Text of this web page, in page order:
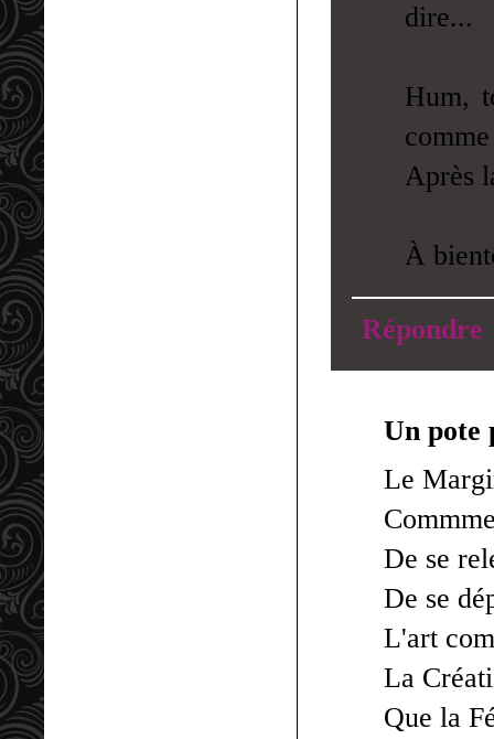
dire...
Hum,
Après
À
Répondre
Un pote
Le
De se
De se
L'art
La
Que la